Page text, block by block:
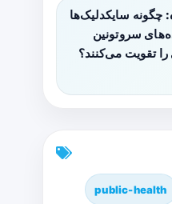
چگونه سایکدلیک‌ها
سروتونین
را تقویت می‌کنند؟
public-health